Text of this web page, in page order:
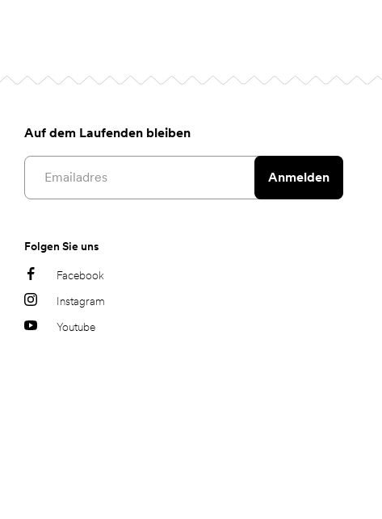
Auf dem Laufenden bleiben
Email address
Anmelden
Folgen Sie uns
Facebook
Instagram
Youtube